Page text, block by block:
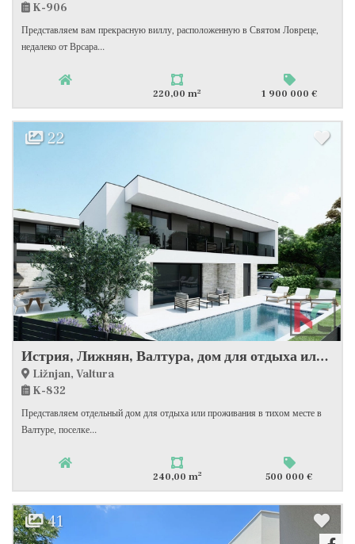
K-906
Представляем вам прекрасную виллу, расположенную в Святом Ловреце,
недалеко от Врсара...
220,00 m2 1 900 000 €
22
Истрия, Лижнян, Валтура, дом для отдыха или проживания, тихое место, открытый вид на природу. #распродажа
Ližnjan, Valtura
K-832
Представляем отдельный дом для отдыха или проживания в тихом месте в
Валтуре, поселке...
240,00 m2 500 000 €
41